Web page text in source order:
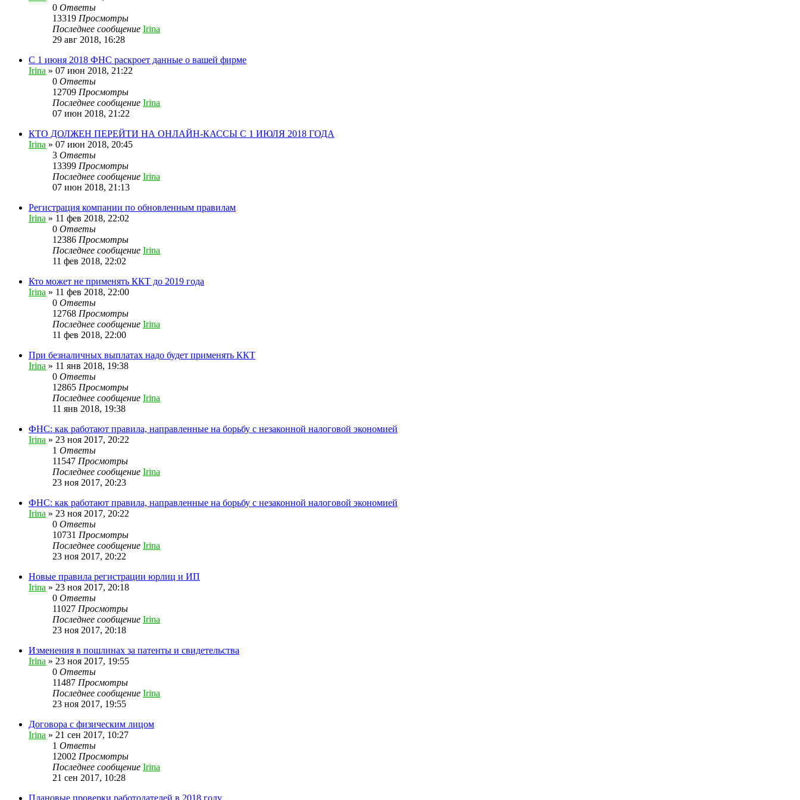
0 Ответы
13319 Просмотры
Последнее сообщение Irina
29 авг 2018, 16:28
С 1 июня 2018 ФНС раскроет данные о вашей фирме
Irina » 07 июн 2018, 21:22
0 Ответы
12709 Просмотры
Последнее сообщение Irina
07 июн 2018, 21:22
КТО ДОЛЖЕН ПЕРЕЙТИ НА ОНЛАЙН-КАССЫ С 1 ИЮЛЯ 2018 ГОДА
Irina » 07 июн 2018, 20:45
3 Ответы
13399 Просмотры
Последнее сообщение Irina
07 июн 2018, 21:13
Регистрация компании по обновленным правилам
Irina » 11 фев 2018, 22:02
0 Ответы
12386 Просмотры
Последнее сообщение Irina
11 фев 2018, 22:02
Кто может не применять ККТ до 2019 года
Irina » 11 фев 2018, 22:00
0 Ответы
12768 Просмотры
Последнее сообщение Irina
11 фев 2018, 22:00
При безналичных выплатах надо будет применять ККТ
Irina » 11 янв 2018, 19:38
0 Ответы
12865 Просмотры
Последнее сообщение Irina
11 янв 2018, 19:38
ФНС: как работают правила, направленные на борьбу с незаконной налоговой экономией
Irina » 23 ноя 2017, 20:22
1 Ответы
11547 Просмотры
Последнее сообщение Irina
23 ноя 2017, 20:23
ФНС: как работают правила, направленные на борьбу с незаконной налоговой экономией
Irina » 23 ноя 2017, 20:22
0 Ответы
10731 Просмотры
Последнее сообщение Irina
23 ноя 2017, 20:22
Новые правила регистрации юрлиц и ИП
Irina » 23 ноя 2017, 20:18
0 Ответы
11027 Просмотры
Последнее сообщение Irina
23 ноя 2017, 20:18
Изменения в пошлинах за патенты и свидетельства
Irina » 23 ноя 2017, 19:55
0 Ответы
11487 Просмотры
Последнее сообщение Irina
23 ноя 2017, 19:55
Договора с физическим лицом
Irina » 21 сен 2017, 10:27
1 Ответы
12002 Просмотры
Последнее сообщение Irina
21 сен 2017, 10:28
Плановые проверки работодателей в 2018 году